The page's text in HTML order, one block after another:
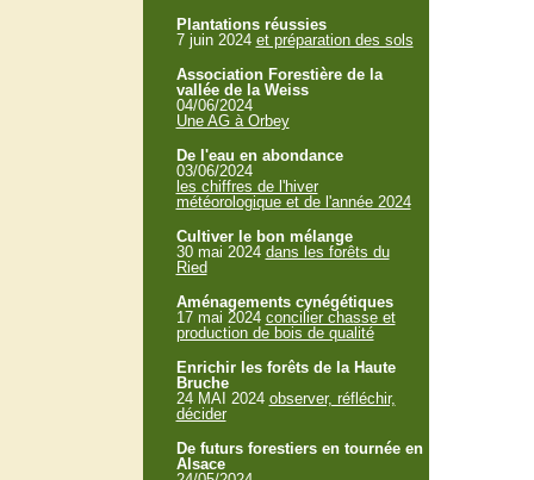
Plantations réussies
7 juin 2024 et préparation des sols
Association Forestière de la
vallée de la Weiss
04/06/2024
Une AG à Orbey
De l'eau en abondance
03/06/2024
les chiffres de l'hiver
météorologique et de l'année 2024
Cultiver le bon mélange
30 mai 2024 dans les forêts du
Ried
Aménagements cynégétiques
17 mai 2024 concilier chasse et
production de bois de qualité
Enrichir les forêts de la Haute
Bruche
24 MAI 2024 observer, réfléchir,
décider
De futurs forestiers en tournée en
Alsace